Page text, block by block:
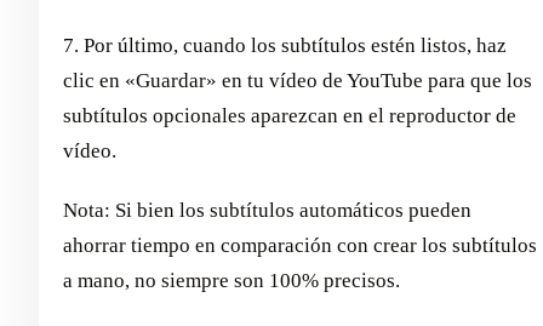
7. Por último, cuando los subtítulos estén listos, haz
clic en «Guardar» en tu vídeo de YouTube para que los
subtítulos opcionales aparezcan en el reproductor de
vídeo.
Nota: Si bien los subtítulos automáticos pueden
ahorrar tiempo en comparación con crear los subtítulos
a mano, no siempre son 100% precisos.